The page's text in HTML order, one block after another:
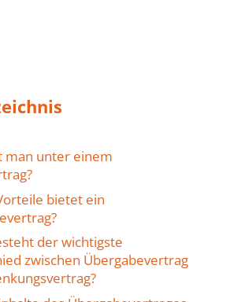
man unter einem
bietet ein
der wichtigste
zwischen Übergabevertrag